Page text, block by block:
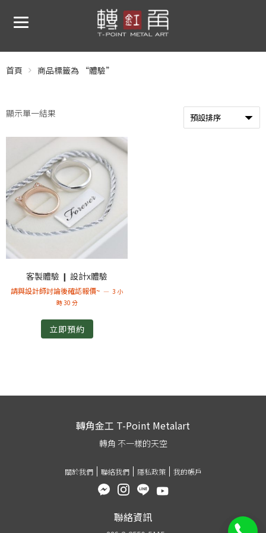
首頁 商品標籤為 “體驗”
顯示單一結果
客製體驗 ❙ 設計x體驗
請與設計師討論後確認報價~
3 小
時 30 分
立即預約
轉角金工 T-Point Metalart
轉角 不一樣的天空
關於我們 聯絡我們 隱私政策 我的帳戶
聯絡資訊